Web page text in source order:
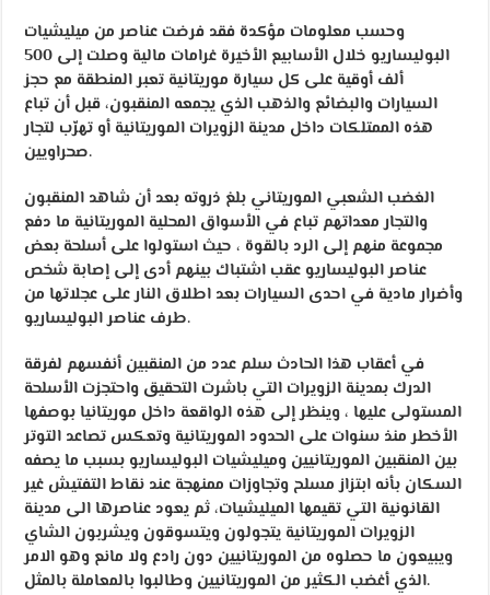
وحسب معلومات مؤكدة فقد فرضت عناصر من ميليشيات
البوليساريو خلال الأسابيع الأخيرة غرامات مالية وصلت إلى 500
ألف أوقية على كل سيارة موريتانية تعبر المنطقة مع حجز
السيارات والبضائع والذهب الذي يجمعه المنقبون، قبل أن تباع
هذه الممتلكات داخل مدينة الزويرات الموريتانية أو تهرّب لتجار
صحراويين.
الغضب الشعبي الموريتاني بلغ ذروته بعد أن شاهد المنقبون
والتجار معداتهم تباع في الأسواق المحلية الموريتانية ما دفع
مجموعة منهم إلى الرد بالقوة ، حيث استولوا على أسلحة بعض
عناصر البوليساريو عقب اشتباك بينهم أدى إلى إصابة شخص
وأضرار مادية في احدى السيارات بعد اطلاق النار على عجلاتها من
طرف عناصر البوليساريو.
في أعقاب هذا الحادث سلم عدد من المنقبين أنفسهم لفرقة
الدرك بمدينة الزويرات التي باشرت التحقيق واحتجزت الأسلحة
المستولى عليها ، وينظر إلى هذه الواقعة داخل موريتانيا بوصفها
الأخطر منذ سنوات على الحدود الموريتانية وتعكس تصاعد التوتر
بين المنقبين الموريتانيين وميليشيات البوليساريو بسبب ما يصفه
السكان بأنه ابتزاز مسلح وتجاوزات ممنهجة عند نقاط التفتيش غير
القانونية التي تقيمها الميليشيات، ثم يعود عناصرها الى مدينة
الزويرات الموريتانية يتجولون ويتسوقون ويشربون الشاي
ويبيعون ما حصلوه من الموريتانيين دون رادع ولا مانع وهو الامر
الذي أغضب الكثير من الموريتانيين وطالبوا بالمعاملة بالمثل.